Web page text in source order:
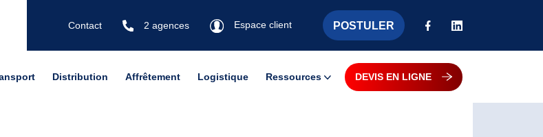
Contact 2 agences Espace client POSTULER
Distribution Affrêtement Logistique Ressources DEVIS EN LIGNE